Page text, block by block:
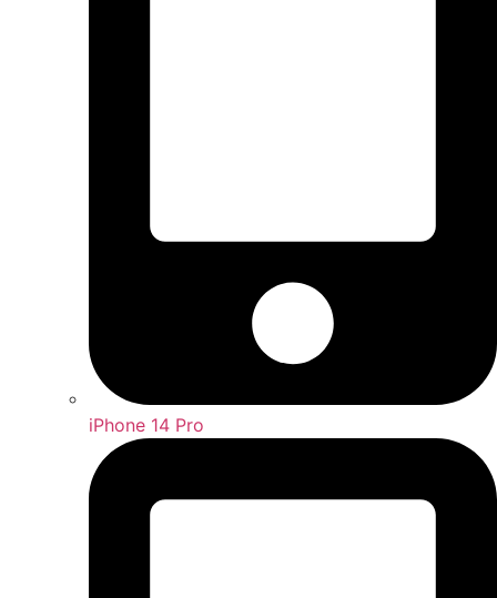
iPhone 14 Pro